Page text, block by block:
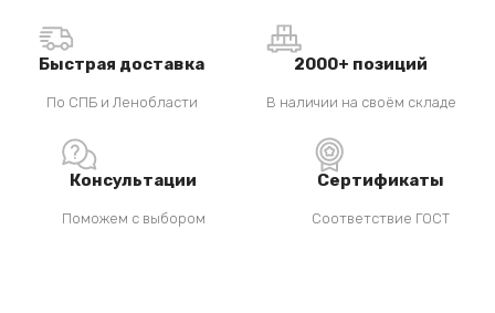
Быстрая доставка
По СПБ и Ленобласти
2000+ позиций
В наличии на своём складе
Консультации
Поможем с выбором
Сертификаты
Соответствие ГОСТ